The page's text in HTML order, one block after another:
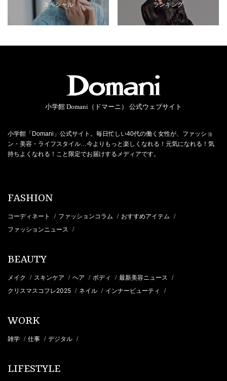
スペシャル ランキング
小学館 Domani（ドマーニ） 公式ウェブサイト
小学館「Domani」公式サイト。毎日忙しい40代の働く女性が、ファッショ
ン・美容・ライフスタイル…今よりもっと楽しくなれる！元気になれる！気
持ちよくなれる！こと限定でお届けするメディアです。
FASHION
コーディネート / ファッションコラム / おすすめアイテム /
ファッションニュース /
BEAUTY
メイク / スキンケア / ヘア / ボディ / 最新美容ニュース /
クリスマスコフレ2025 / ネイル / インナービューティ /
WORK
雑学 / 仕事 / デジタル /
LIFESTYLE